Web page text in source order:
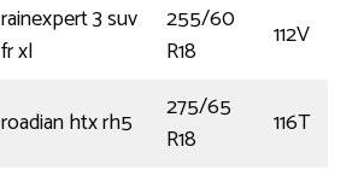
rainexpert 3 suv
fr xl
255/60
R18
112V
roadian htx rh5
275/65
R18
116T